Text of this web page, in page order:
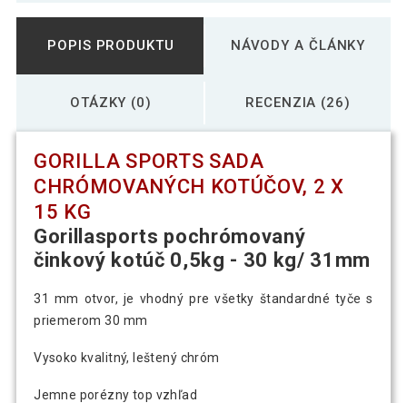
POPIS PRODUKTU NÁVODY A ČLÁNKY
OTÁZKY (0) RECENZIA (26)
GORILLA SPORTS SADA
CHRÓMOVANÝCH KOTÚČOV, 2 X
15 KG
Gorillasports pochrómovaný
činkový kotúč 0,5kg - 30 kg/ 31mm
31 mm otvor, je vhodný pre všetky štandardné tyče s
priemerom 30 mm
Vysoko kvalitný, leštený chróm
Jemne porézny top vzhľad